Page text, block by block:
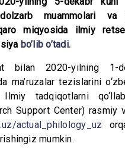
muammolari va
miqyosida ilmiy
bo’lib o’tadi.
bilan 2020-yilning 1-
ma’ruzalar tezislarini
tadqiqotlarni
Support Center) rasmiy
actual_philology_uz
mumkin.